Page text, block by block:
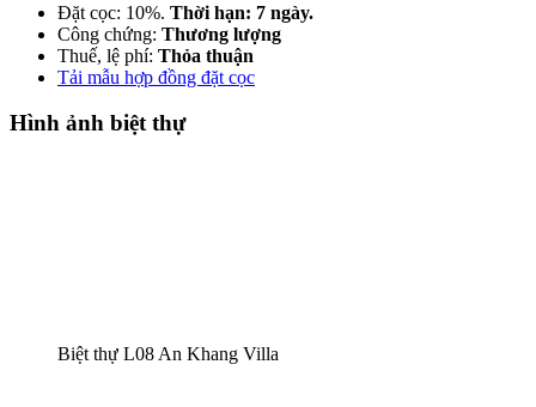
Đặt cọc: 10%. Thời hạn: 7 ngày.
Công chứng: Thương lượng
Thuế, lệ phí: Thỏa thuận
Tải mẫu hợp đồng đặt cọc
Hình ảnh biệt thự
Biệt thự L08 An Khang Villa